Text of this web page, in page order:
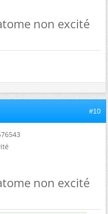
non excité
#10
non excité